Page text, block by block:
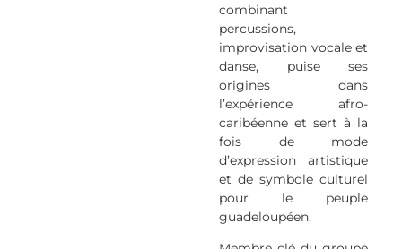
combinant
percussions,
improvisation vocale et
danse, puise ses
origines dans
l’expérience afro-
caribéenne et sert à la
fois de mode
d’expression artistique
et de symbole culturel
pour le peuple
guadeloupéen.